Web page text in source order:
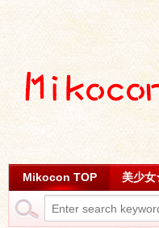
Mikocon TOP 美少